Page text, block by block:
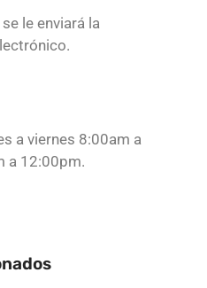
se le enviará la
a viernes 8:00am a
a 12:00pm.